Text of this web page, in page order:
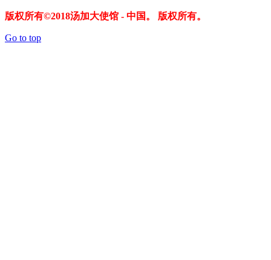
版权所有©2018汤加大使馆 - 中国。 版权所有。
Go to top